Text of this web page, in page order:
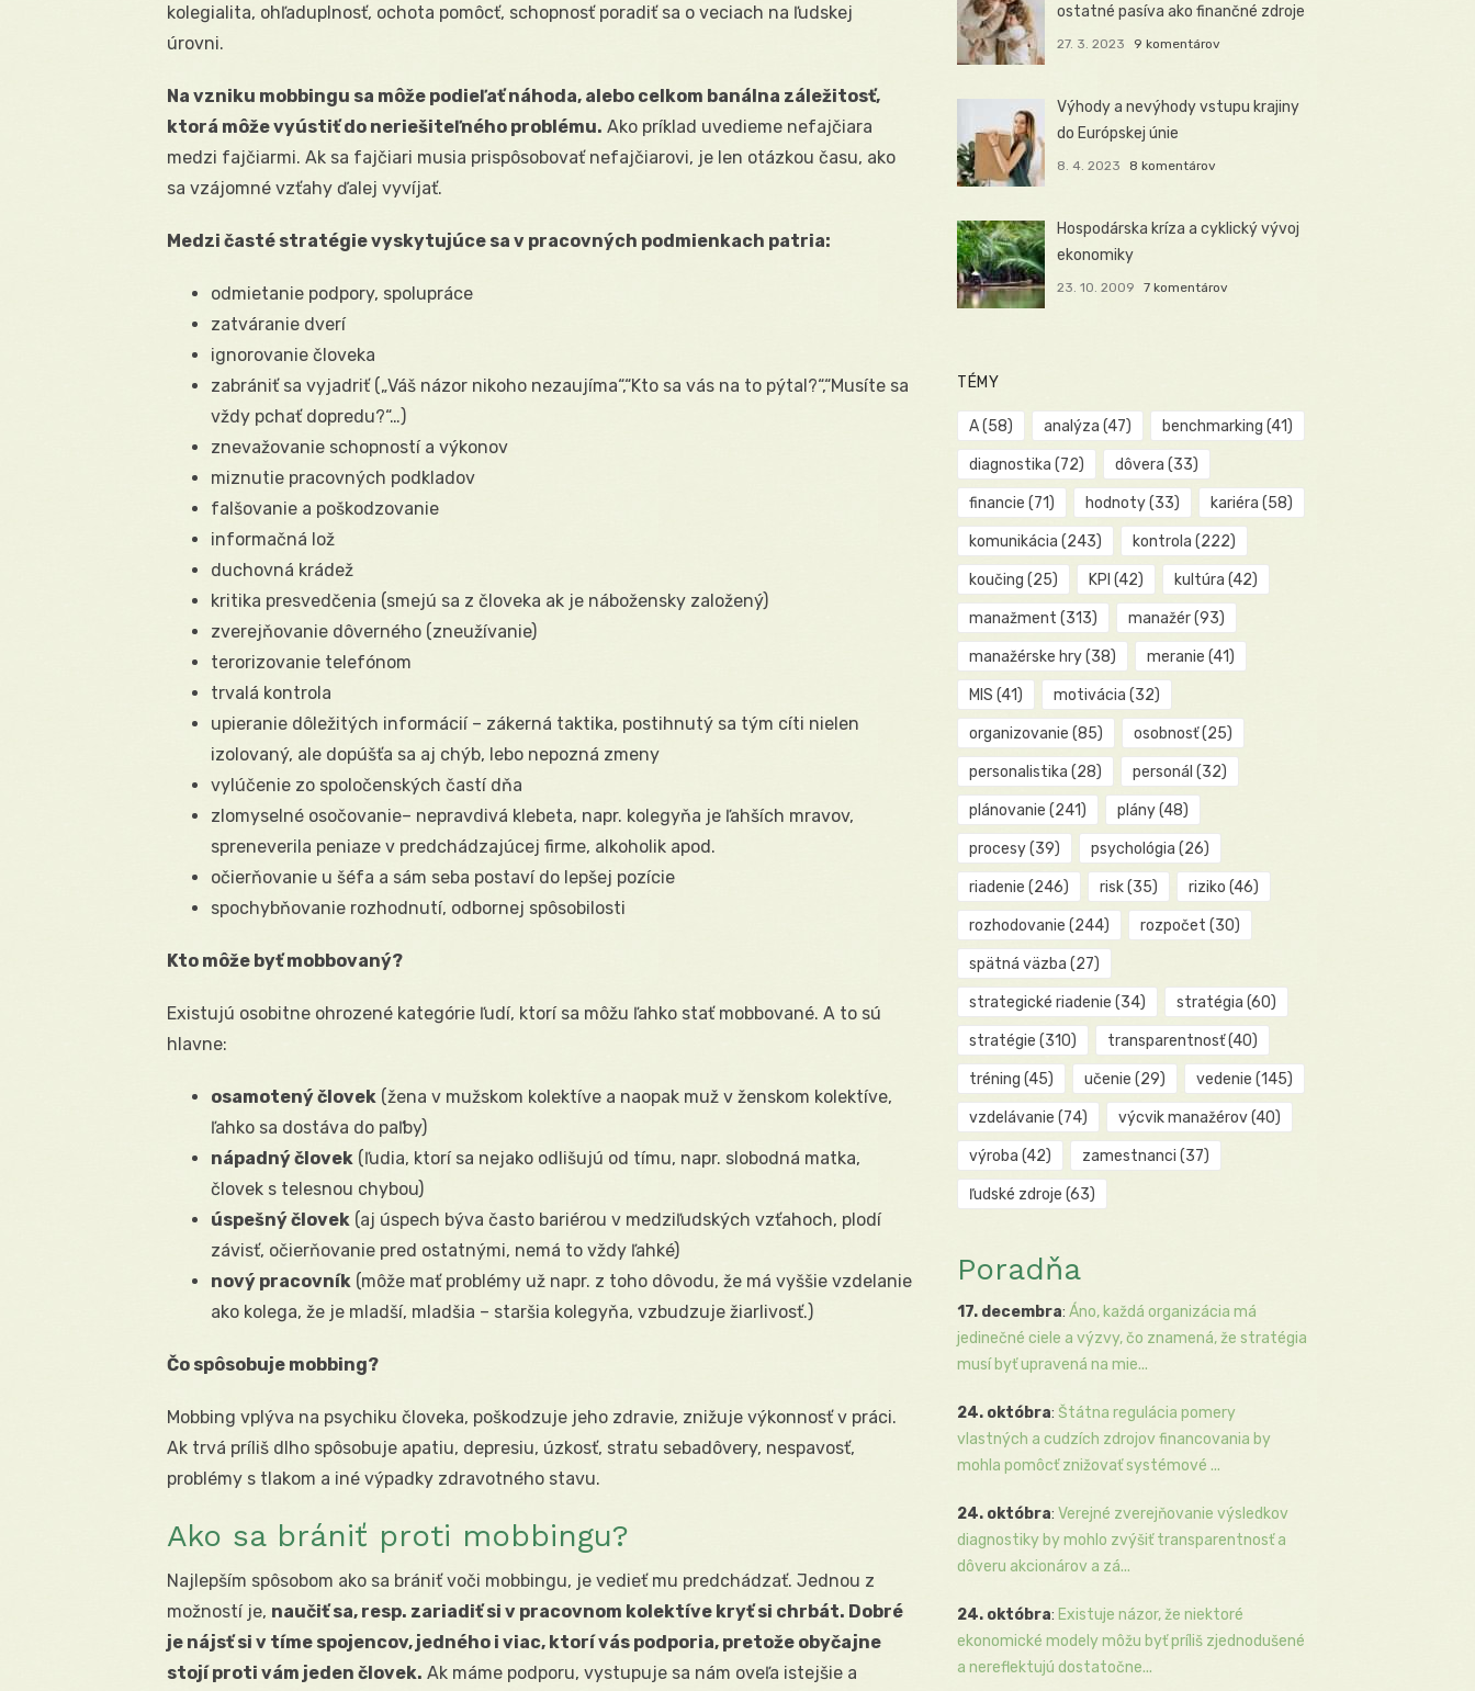
kolegialita, ohľaduplnosť, ochota pomôcť, schopnosť poradiť sa o veciach na ľudskej
úrovni.
Na vzniku mobbingu sa môže podieľať náhoda, alebo celkom banálna záležitosť,
ktorá môže vyústiť do neriešiteľného problému. Ako príklad uvedieme nefajčiara
medzi fajčiarmi. Ak sa fajčiari musia prispôsobovať nefajčiarovi, je len otázkou času, ako
sa vzájomné vzťahy ďalej vyvíjať.
Medzi časté stratégie vyskytujúce sa v pracovných podmienkach patria:
odmietanie podpory, spolupráce
zatváranie dverí
ignorovanie človeka
zabrániť sa vyjadriť („Váš názor nikoho nezaujíma“,“Kto sa vás na to pýtal?“,“Musíte sa
vždy pchať dopredu?“…)
znevažovanie schopností a výkonov
miznutie pracovných podkladov
falšovanie a poškodzovanie
informačná lož
duchovná krádež
kritika presvedčenia (smejú sa z človeka ak je nábožensky založený)
zverejňovanie dôverného (zneužívanie)
terorizovanie telefónom
trvalá kontrola
upieranie dôležitých informácií – zákerná taktika, postihnutý sa tým cíti nielen
izolovaný, ale dopúšťa sa aj chýb, lebo nepozná zmeny
vylúčenie zo spoločenských častí dňa
zlomyselné osočovanie– nepravdivá klebeta, napr. kolegyňa je ľahších mravov,
spreneverila peniaze v predchádzajúcej firme, alkoholik apod.
očierňovanie u šéfa a sám seba postaví do lepšej pozície
spochybňovanie rozhodnutí, odbornej spôsobilosti
Kto môže byť mobbovaný?
Existujú osobitne ohrozené kategórie ľudí, ktorí sa môžu ľahko stať mobbované. A to sú
hlavne:
osamotený človek (žena v mužskom kolektíve a naopak muž v ženskom kolektíve,
ľahko sa dostáva do paľby)
nápadný človek (ľudia, ktorí sa nejako odlišujú od tímu, napr. slobodná matka,
človek s telesnou chybou)
úspešný človek (aj úspech býva často bariérou v medziľudských vzťahoch, plodí
závisť, očierňovanie pred ostatnými, nemá to vždy ľahké)
nový pracovník (môže mať problémy už napr. z toho dôvodu, že má vyššie vzdelanie
ako kolega, že je mladší, mladšia – staršia kolegyňa, vzbudzuje žiarlivosť.)
Čo spôsobuje mobbing?
Mobbing vplýva na psychiku človeka, poškodzuje jeho zdravie, znižuje výkonnosť v práci.
Ak trvá príliš dlho spôsobuje apatiu, depresiu, úzkosť, stratu sebadôvery, nespavosť,
problémy s tlakom a iné výpadky zdravotného stavu.
Ako sa brániť proti mobbingu?
Najlepším spôsobom ako sa brániť voči mobbingu, je vedieť mu predchádzať. Jednou z
možností je, naučiť sa, resp. zariadiť si v pracovnom kolektíve kryť si chrbát. Dobré
je nájsť si v tíme spojencov, jedného i viac, ktorí vás podporia, pretože obyčajne
stojí proti vám jeden človek. Ak máme podporu, vystupuje sa nám oveľa istejšie a
ostatné pasíva ako finančné zdroje
27. 3. 2023 9 komentárov
Výhody a nevýhody vstupu krajiny
do Európskej únie
8. 4. 2023 8 komentárov
Hospodárska kríza a cyklický vývoj
ekonomiky
23. 10. 2009 7 komentárov
TÉMY
A(58) analýza (47) benchmarking (41)
diagnostika (72) dôvera (33)
financie (71) hodnoty(33) kariéra (58)
komunikácia (243) kontrola (222)
koučing (25) KPI (42) kultúra (42)
manažment (313) manažér(93)
manažérske hry(38) meranie (41)
MIS (41) motivácia (32)
organizovanie (85) osobnosť(25)
personalistika (28) personál (32)
plánovanie (241) plány(48)
procesy(39) psychológia (26)
riadenie (246) risk(35) riziko (46)
rozhodovanie (244) rozpočet (30)
spätná väzba (27)
strategické riadenie (34) stratégia (60)
stratégie (310) transparentnosť(40)
tréning (45) učenie (29) vedenie (145)
vzdelávanie (74) výcvik manažérov(40)
výroba (42) zamestnanci (37)
ľudské zdroje (63)
Poradňa
17. decembra: Áno, každá organizácia má
jedinečné ciele a výzvy, čo znamená, že stratégia
musí byť upravená na mie...
24. októbra: Štátna regulácia pomery
vlastných a cudzích zdrojov financovania by
mohla pomôcť znižovať systémové ...
24. októbra: Verejné zverejňovanie výsledkov
diagnostiky by mohlo zvýšiť transparentnosť a
dôveru akcionárov a zá...
24. októbra: Existuje názor, že niektoré
ekonomické modely môžu byť príliš zjednodušené
a nereflektujú dostatočne...